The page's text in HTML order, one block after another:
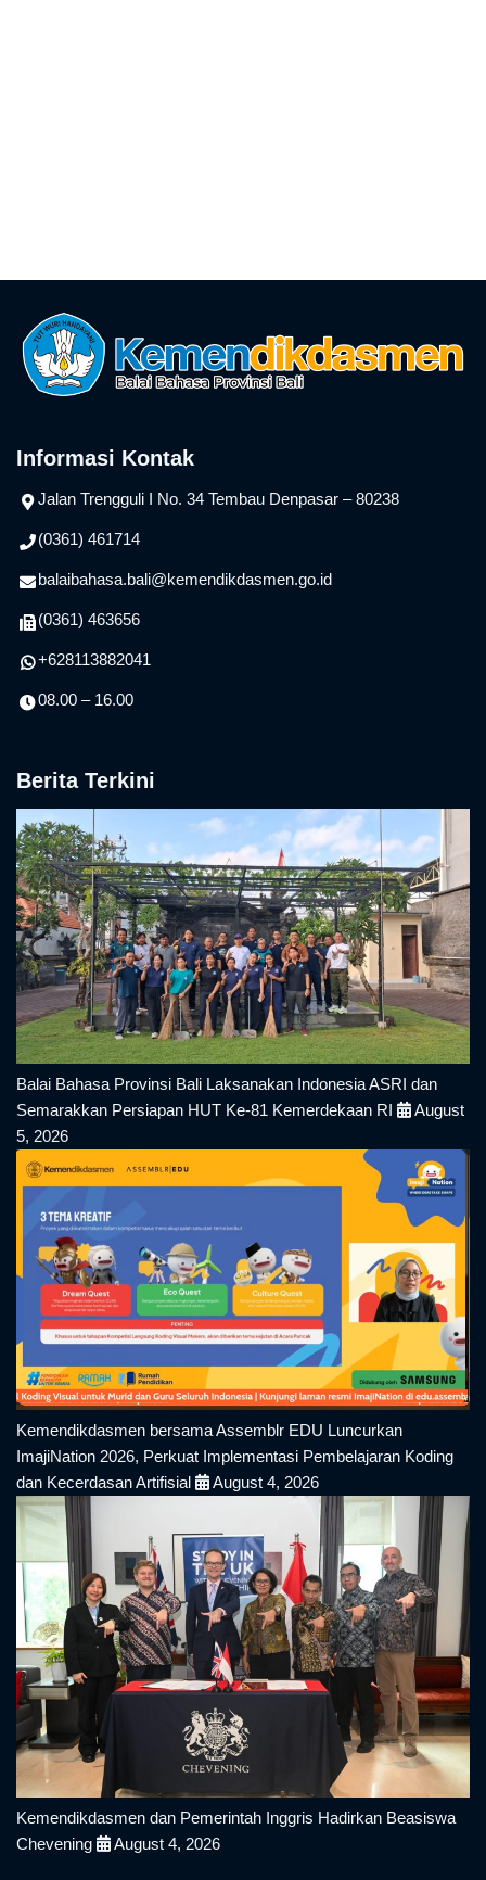
Informasi Kontak
Jalan Trengguli I No. 34 Tembau Denpasar – 80238
(0361) 461714
balaibahasa.bali@kemendikdasmen.go.id
(0361) 463656
+628113882041
08.00 – 16.00
Berita Terkini
Balai Bahasa Provinsi Bali Laksanakan Indonesia ASRI dan
Semarakkan Persiapan HUT Ke-81 Kemerdekaan RI
August
5, 2026
Kemendikdasmen bersama Assemblr EDU Luncurkan
ImajiNation 2026, Perkuat Implementasi Pembelajaran Koding
dan Kecerdasan Artifisial
August 4, 2026
Kemendikdasmen dan Pemerintah Inggris Hadirkan Beasiswa
Chevening
August 4, 2026